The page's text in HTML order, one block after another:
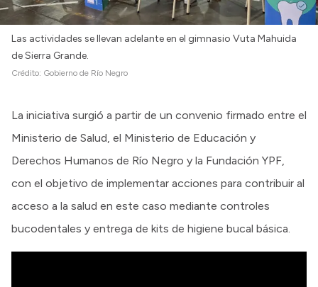
Las actividades se llevan adelante en el gimnasio Vuta Mahuida
de Sierra Grande.
Crédito: Gobierno de Río Negro
La iniciativa surgió a partir de un convenio firmado entre el
Ministerio de Salud, el Ministerio de Educación y
Derechos Humanos de Río Negro y la Fundación YPF,
con el objetivo de implementar acciones para contribuir al
acceso a la salud en este caso mediante controles
bucodentales y entrega de kits de higiene bucal básica.